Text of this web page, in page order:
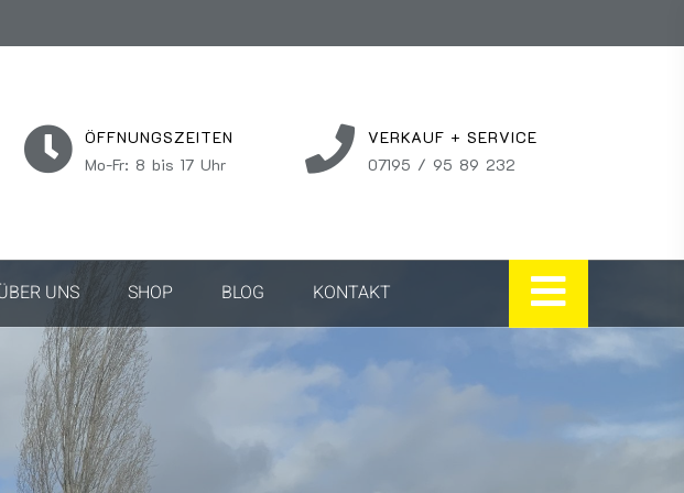
ÖFFNUNGSZEITEN
Mo-Fr: 8 bis 17 Uhr
VERKAUF + SERVICE
07195 / 95 89 232
UNS SHOP BLOG KONTAKT